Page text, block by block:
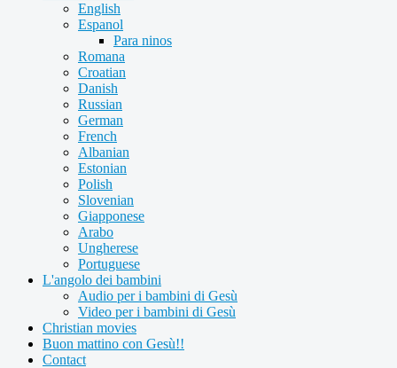
English
Espanol
Para ninos
Romana
Croatian
Danish
Russian
German
French
Albanian
Estonian
Polish
Slovenian
Giapponese
Arabo
Ungherese
Portuguese
L'angolo dei bambini
Audio per i bambini di Gesù
Video per i bambini di Gesù
Christian movies
Buon mattino con Gesù!!
Contact